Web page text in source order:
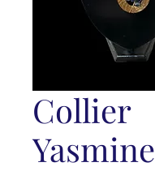
Collier
Yasmine